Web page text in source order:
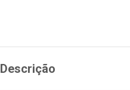
Descrição